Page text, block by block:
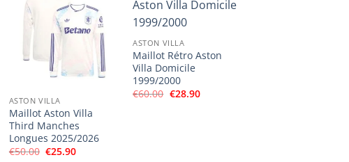
ASTON VILLA
Maillot Aston Villa
Third Manches
Longues 2025/2026
€50.00 Le
€25.90Le
ASTON VILLA
Maillot Rétro Aston
Villa Domicile
1999/2000
€60.00 Le
€28.90Le